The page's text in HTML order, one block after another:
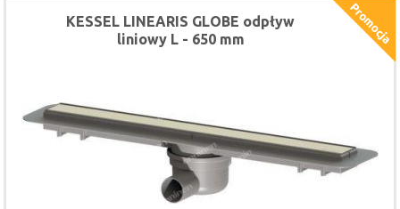
KESSEL LINEARIS GLOBE odpływ
liniowy L - 650 mm